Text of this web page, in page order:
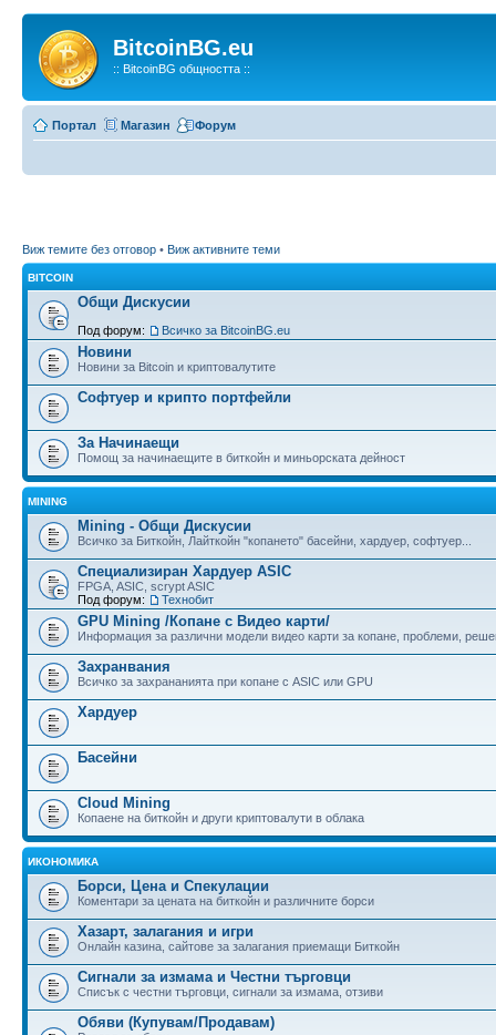
BitcoinBG.eu
:: BitcoinBG общността ::
Портал Магазин Форум
Виж темите без отговор • Виж активните теми
BITCOIN
Общи Дискусии
Под форум: Всичко за BitcoinBG.eu
Новини
Новини за Bitcoin и криптовалутите
Софтуер и крипто портфейли
За Начинаещи
Помощ за начинаещите в биткойн и миньорската дейност
MINING
Mining - Общи Дискусии
Всичко за Биткойн, Лайткойн "копането" басейни, хардуер, софтуер...
Специализиран Хардуер ASIC
FPGA, ASIC, scrypt ASIC
Под форум:
Технобит
GPU Mining /Копане с Видео карти/
Информация за различни модели видео карти за копане, проблеми,
Захранвания
Всичко за захрананията при копане с ASIC или GPU
Хардуер
Басейни
Cloud Mining
Копаене на биткойн и други криптовалути в облака
ИКОНОМИКА
Борси, Цена и Спекулации
Коментари за цената на биткойн и различните борси
Хазарт, залагания и игри
Онлайн казина, сайтове за залагания приемащи Биткойн
Сигнали за измама и Честни търговци
Списък с честни търговци, сигнали за измама, отзиви
Обяви (Купувам/Продавам)